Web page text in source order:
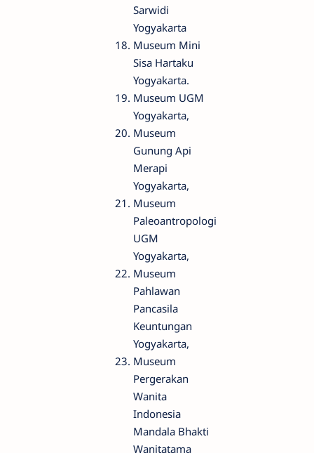
Sarwidi
Yogyakarta
Museum Mini
Sisa Hartaku
Yogyakarta.
Museum UGM
Yogyakarta,
Museum
Gunung Api
Merapi
Yogyakarta,
Museum
Paleoantropologi
UGM
Yogyakarta,
Museum
Pahlawan
Pancasila
Keuntungan
Yogyakarta,
Museum
Pergerakan
Wanita
Indonesia
Mandala Bhakti
Wanitatama